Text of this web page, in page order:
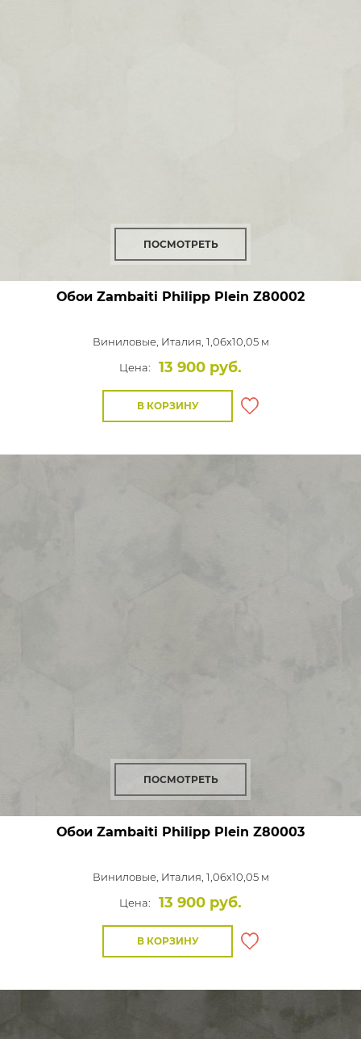
ПОСМОТРЕТЬ
Обои Zambaiti Philipp Plein Z80002
Виниловые, Италия, 1,06x10,05 м
Цена:
13 900 руб.
В КОРЗИНУ
ПОСМОТРЕТЬ
Обои Zambaiti Philipp Plein Z80003
Виниловые, Италия, 1,06x10,05 м
Цена:
13 900 руб.
В КОРЗИНУ